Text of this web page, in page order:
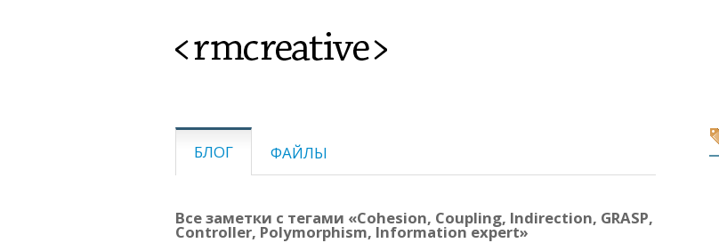
<rmcreative>
БЛОГ ФАЙЛЫ
Все заметки с тегами «Cohesion, Coupling, Indirection, GRASP,
Controller, Polymorphism, Information expert»